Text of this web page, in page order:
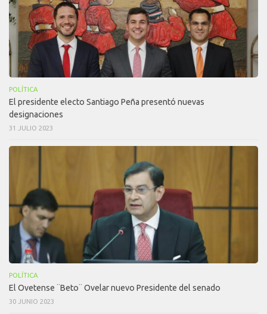
POLÍTICA
El presidente electo Santiago Peña presentó nuevas
designaciones
31 JULIO 2023
POLÍTICA
El Ovetense ¨Beto¨ Ovelar nuevo Presidente del senado
30 JUNIO 2023